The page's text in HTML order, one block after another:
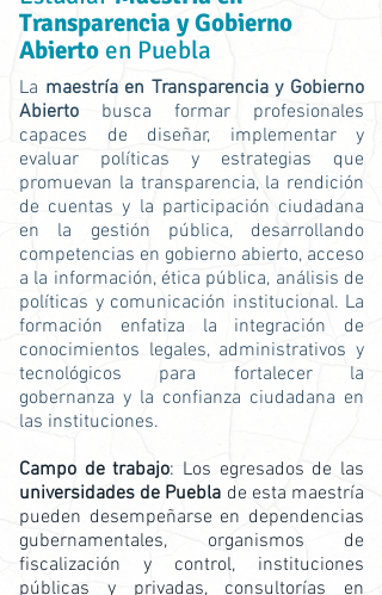
Transparencia y Gobierno
Abierto en Puebla
La maestría en Transparencia y Gobierno
Abierto busca formar profesionales
capaces de diseñar, implementar y
evaluar políticas y estrategias que
promuevan la transparencia, la rendición
de cuentas y la participación ciudadana
en la gestión pública, desarrollando
competencias en gobierno abierto, acceso
a la información, ética pública, análisis de
políticas y comunicación institucional. La
formación enfatiza la integración de
conocimientos legales, administrativos y
tecnológicos para fortalecer la
gobernanza y la confianza ciudadana en
las instituciones.
Campo de trabajo: Los egresados de las
universidades de Puebla de esta maestría
pueden desempeñarse en dependencias
gubernamentales, organismos de
fiscalización y control, instituciones
públicas y privadas, consultorías en